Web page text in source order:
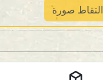
التقاط صورة